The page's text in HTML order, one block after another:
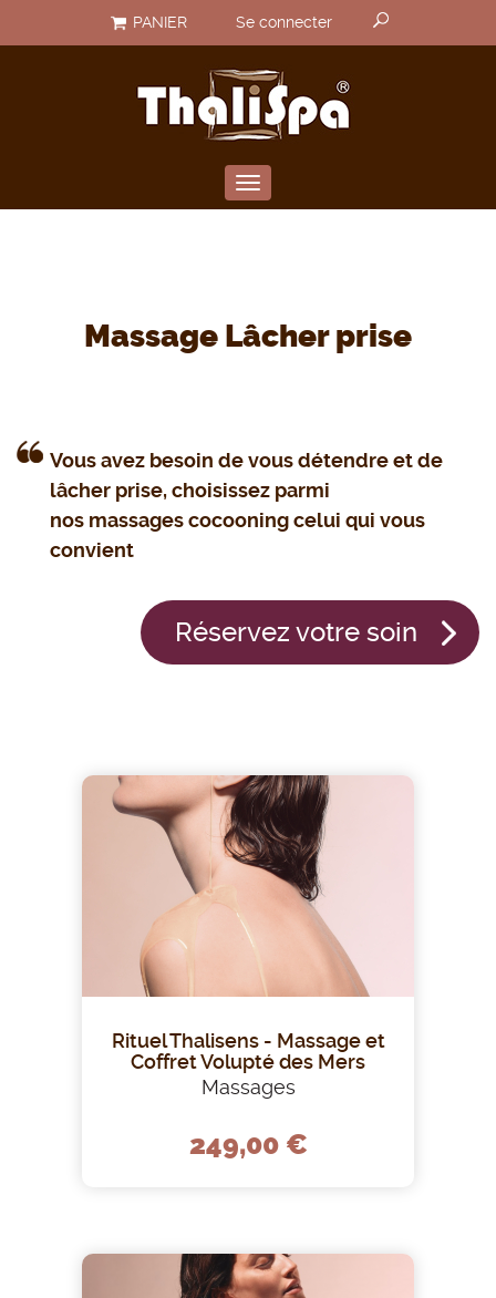
PANIER
U
s
e
r
a
c
c
t
n
u
Se connecter Rechercher un produit
Toggle
navigation
Massage Lâcher prise
Vous avez besoin de vous détendre et de
lâcher prise, choisissez parmi
nos massages cocooning celui qui vous
convient
Réservez votre soin
Rituel Thalisens - Massage et
Coffret Volupté des Mers
Massages
249,00 €